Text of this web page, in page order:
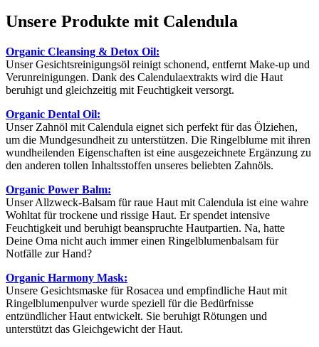
Unsere Produkte mit Calendula
Organic Cleansing & Detox Oil:
Unser Gesichtsreinigungsöl reinigt schonend, entfernt Make-up und
Verunreinigungen. Dank des Calendulaextrakts wird die Haut
beruhigt und gleichzeitig mit Feuchtigkeit versorgt.
Organic Dental Oil:
Unser Zahnöl mit Calendula eignet sich perfekt für das Ölziehen,
um die Mundgesundheit zu unterstützen. Die Ringelblume mit ihren
wundheilenden Eigenschaften ist eine ausgezeichnete Ergänzung zu
den anderen tollen Inhaltsstoffen unseres beliebten Zahnöls.
Organic Power Balm:
Unser Allzweck-Balsam für raue Haut mit Calendula ist eine wahre
Wohltat für trockene und rissige Haut. Er spendet intensive
Feuchtigkeit und beruhigt beanspruchte Hautpartien. Na, hatte
Deine Oma nicht auch immer einen Ringelblumenbalsam für
Notfälle zur Hand?
Organic Harmony Mask:
Unsere Gesichtsmaske für Rosacea und empfindliche Haut mit
Ringelblumenpulver wurde speziell für die Bedürfnisse
entzündlicher Haut entwickelt. Sie beruhigt Rötungen und
unterstützt das Gleichgewicht der Haut.